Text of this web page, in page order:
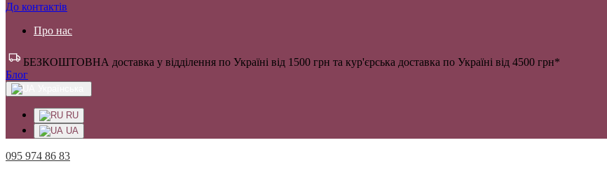
До контактів
Про нас
БЕЗКОШТОВНА доставка у відділення по Україні від 1500 грн та кур'єрська доставка по Україні від 4500 грн*
Блог
RU
UA
095 974 86 83